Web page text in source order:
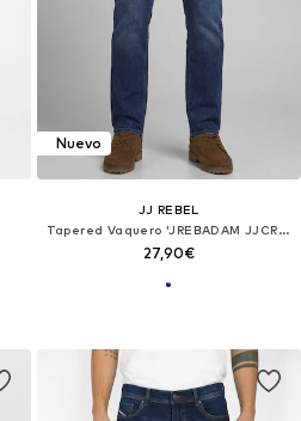
Nuevo
JJ REBEL
Tapered Vaquero 'JREBADAM JJCRAFT'
27,90€